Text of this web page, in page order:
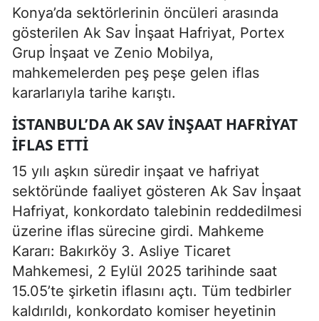
Konya’da sektörlerinin öncüleri arasında
gösterilen Ak Sav İnşaat Hafriyat, Portex
Grup İnşaat ve Zenio Mobilya,
mahkemelerden peş peşe gelen iflas
kararlarıyla tarihe karıştı.
İSTANBUL’DA AK SAV İNŞAAT HAFRIYAT
İFLAS ETTI
15 yılı aşkın süredir inşaat ve hafriyat
sektöründe faaliyet gösteren Ak Sav İnşaat
Hafriyat, konkordato talebinin reddedilmesi
üzerine iflas sürecine girdi. Mahkeme
Kararı: Bakırköy 3. Asliye Ticaret
Mahkemesi, 2 Eylül 2025 tarihinde saat
15.05’te şirketin iflasını açtı. Tüm tedbirler
kaldırıldı, konkordato komiser heyetinin